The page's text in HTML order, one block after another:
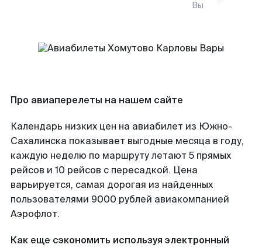
Вы
Про авиаперелеты на нашем сайте
Календарь низких цен на авиабилет из Южно-
Сахалинска показывает выгодные месяца в году,
каждую неделю по маршруту летают 5 прямых
рейсов и 10 рейсов с пересадкой. Цена
варьируется, самая дорогая из найденных
пользователями 9000 рублей авиакомпанией
Аэрофлот.
Как еще сэкономить используя электронный